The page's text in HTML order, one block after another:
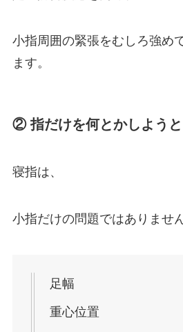
小指周囲の緊張をむしろ強め
ます。
② 指だけを何とかしよう
寝指は、
小指だけの問題ではありません
足幅
重心位置